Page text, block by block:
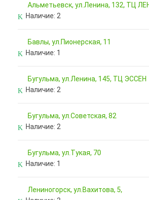
Альметьевск, ул.Ленина, 132, ТЦ
Наличие: 2
Бавлы, ул.Пионерская, 11
Наличие: 1
Бугульма, ул.Ленина, 145, ТЦ ЭССЕН
Наличие: 2
Бугульма, ул.Советская, 82
Наличие: 2
Бугульма, ул.Тукая, 70
Наличие: 1
Лениногорск, ул.Вахитова, 5,